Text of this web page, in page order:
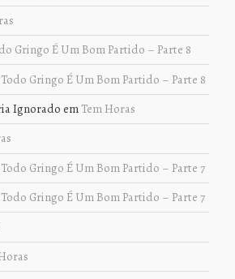
Gringo É Um Bom Partido – Parte 8
Gringo É Um Bom Partido – Parte 8
Ignorado em Tem Horas
Gringo É Um Bom Partido – Parte 7
Gringo É Um Bom Partido – Parte 7